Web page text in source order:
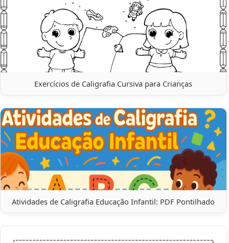
Exercícios de Caligrafia Cursiva para Crianças
Atividades de Caligrafia Educação Infantil: PDF Pontilhado